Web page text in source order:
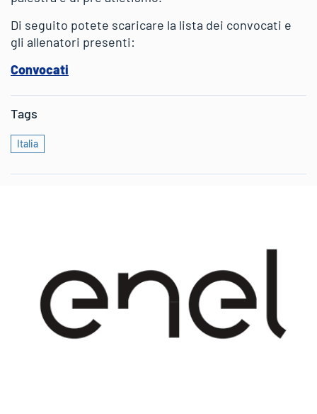
Di seguito potete scaricare la lista dei convocati e
gli allenatori presenti:
Convocati
Tags
Italia